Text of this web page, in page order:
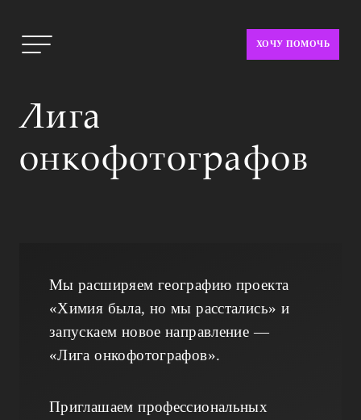
ХОЧУ ПОМОЧЬ
Лига
онкофотографов
Мы расширяем географию проекта
«Химия была, но мы расстались» и
запускаем новое направление —
«Лига онкофотографов».
Приглашаем профессиональных